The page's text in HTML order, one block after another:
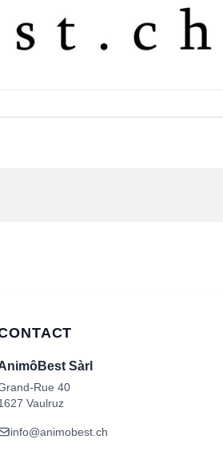
Sàrl
Rue 40
Vaulruz
info@animobest.ch